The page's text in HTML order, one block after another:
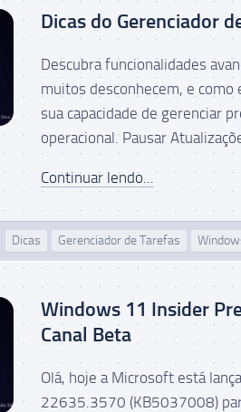
Dicas do Gerenciador
Descubra funcionalidades
muitos desconhecem, e
sua capacidade de gerenciar
operacional. Pausar
Continuar lendo...
Dicas Gerenciador de Tarefas
Windows 11 Insider
Canal Beta
Olá, hoje a Microsoft está
22635.3570 (KB5037008)